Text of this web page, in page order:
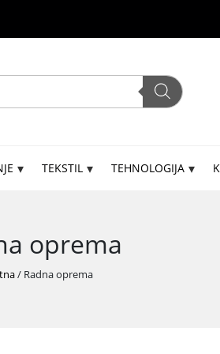
TEKSTIL TEHNOLOGIJA
oprema
/ Radna oprema